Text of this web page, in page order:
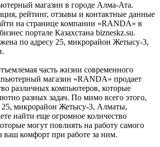
магазин в городе Алма-Ата.
рейтинг, отзывы и контактные данные
на странице компании «RANDA» в
портале Казахстана bizneskz.su.
по адресу 25, микрорайон Жетысу-3,
часть жизни современного
магазин «RANDA» продает
различных компьютеров, которые
разных задач. По мимо всего этого,
25, микрорайон Жетысу-3, Алматы,
найти еще огромное количество
могут повлиять на работу самого
ваш комфорт при работе за ним.